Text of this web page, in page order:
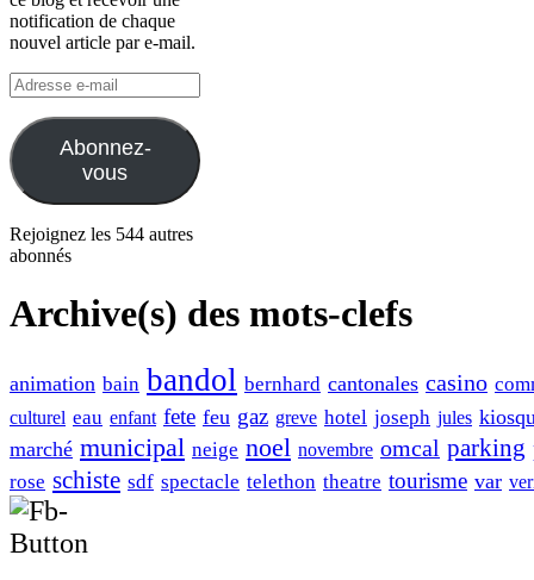
notification de chaque
nouvel article par e-mail.
Adresse
e-
mail
Abonnez-
vous
Rejoignez les 544 autres
abonnés
Archive(s) des mots-clefs
animation bain bandol bernhard cantonales casino
culturel eau enfant fete feu gaz greve hotel joseph jules
marché municipal neige noel novembre omcal parking
rose schiste sdf spectacle telethon theatre tourisme var